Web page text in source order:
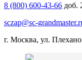
8 (800) 600-43-66 доб.
sczap@sc-
г. Москва, ул.